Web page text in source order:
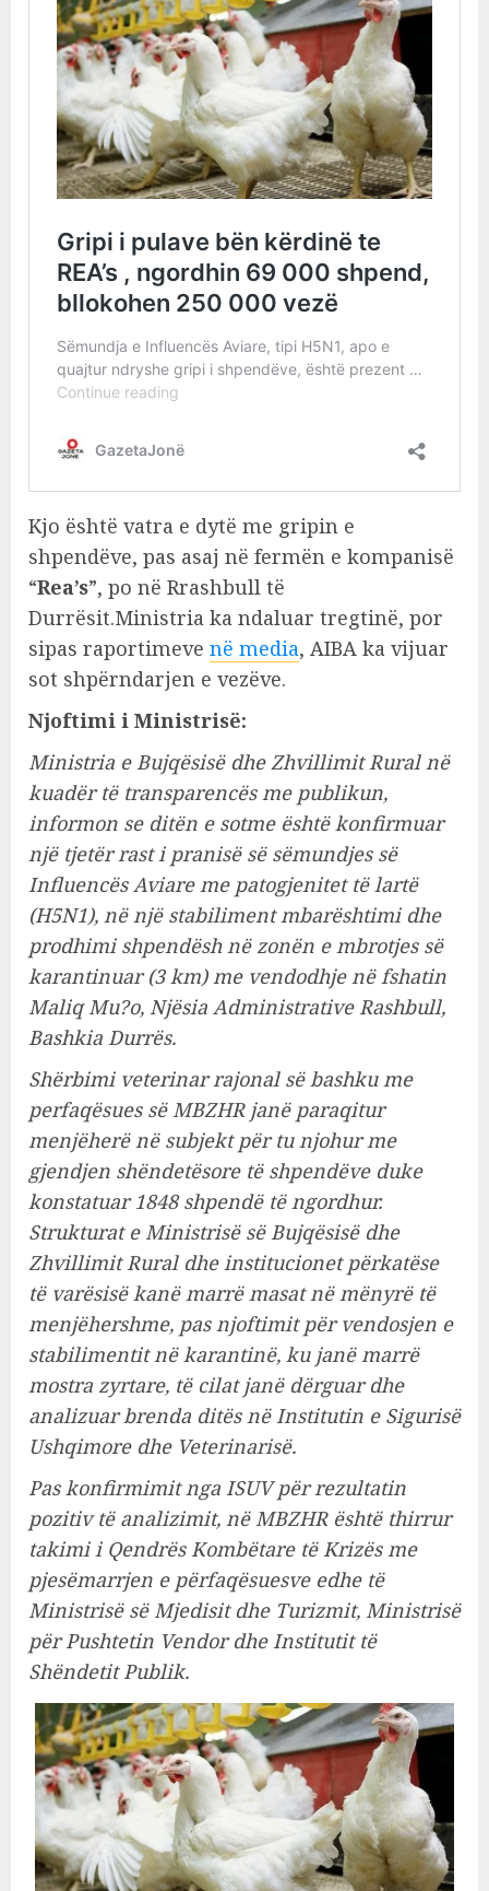
Kjo është vatra e dytë me gripin e
shpendëve, pas asaj në fermën e kompanisë
“Rea’s”, po në Rrashbull të
Durrësit.Ministria ka ndaluar tregtinë, por
sipas raportimeve në media, AIBA ka vijuar
sot shpërndarjen e vezëve.
Njoftimi i Ministrisë:
Ministria e Bujqësisë dhe Zhvillimit Rural në
kuadër të transparencës me publikun,
informon se ditën e sotme është konfirmuar
një tjetër rast i pranisë së sëmundjes së
Influencës Aviare me patogjenitet të lartë
(H5N1), në një stabiliment mbarështimi dhe
prodhimi shpendësh në zonën e mbrotjes së
karantinuar (3 km) me vendodhje në fshatin
Maliq Mu?o, Njësia Administrative Rashbull,
Bashkia Durrës.
Shërbimi veterinar rajonal së bashku me
perfaqësues së MBZHR janë paraqitur
menjëherë në subjekt për tu njohur me
gjendjen shëndetësore të shpendëve duke
konstatuar 1848 shpendë të ngordhur.
Strukturat e Ministrisë së Bujqësisë dhe
Zhvillimit Rural dhe institucionet përkatëse
të varësisë kanë marrë masat në mënyrë të
menjëhershme, pas njoftimit për vendosjen e
stabilimentit në karantinë, ku janë marrë
mostra zyrtare, të cilat janë dërguar dhe
analizuar brenda ditës në Institutin e Sigurisë
Ushqimore dhe Veterinarisë.
Pas konfirmimit nga ISUV për rezultatin
pozitiv të analizimit, në MBZHR është thirrur
takimi i Qendrës Kombëtare të Krizës me
pjesëmarrjen e përfaqësuesve edhe të
Ministrisë së Mjedisit dhe Turizmit, Ministrisë
për Pushtetin Vendor dhe Institutit të
Shëndetit Publik.